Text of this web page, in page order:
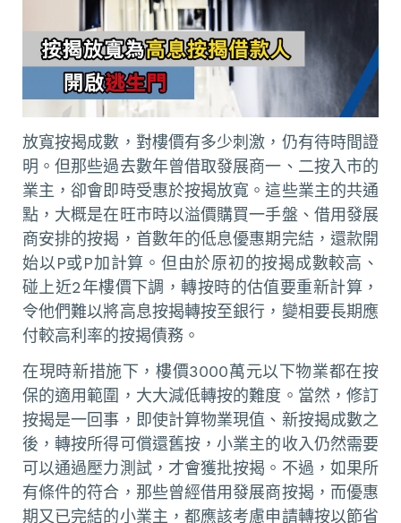
放寬按揭成數，對樓價有多少刺激，仍有待時間證
明。但那些過去數年曾借取發展商一、二按入市的
業主，卻會即時受惠於按揭放寬。這些業主的共通
點，大概是在旺市時以溢價購買一手盤、借用發展
商安排的按揭，首數年的低息優惠期完結，還款開
始以P或P加計算。但由於原初的按揭成數較高、
碰上近2年樓價下調，轉按時的估值要重新計算，
令他們難以將高息按揭轉按至銀行，變相要長期應
付較高利率的按揭債務。
在現時新措施下，樓價3000萬元以下物業都在按
保的適用範圍，大大減低轉按的難度。當然，修訂
按揭是一回事，即使計算物業現值、新按揭成數之
後，轉按所得可償還舊按，小業主的收入仍然需要
可以通過壓力測試，才會獲批按揭。不過，如果所
有條件的符合，那些曾經借用發展商按揭，而優惠
期又已完結的小業主，都應該考慮申請轉按以節省